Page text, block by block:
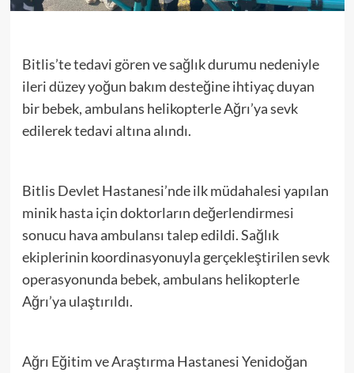
Bitlis’te tedavi gören ve sağlık durumu nedeniyle
ileri düzey yoğun bakım desteğine ihtiyaç duyan
bir bebek, ambulans helikopterle Ağrı’ya sevk
edilerek tedavi altına alındı.
Bitlis Devlet Hastanesi’nde ilk müdahalesi yapılan
minik hasta için doktorların değerlendirmesi
sonucu hava ambulansı talep edildi. Sağlık
ekiplerinin koordinasyonuyla gerçekleştirilen sevk
operasyonunda bebek, ambulans helikopterle
Ağrı’ya ulaştırıldı.
Ağrı Eğitim ve Araştırma Hastanesi Yenidoğan